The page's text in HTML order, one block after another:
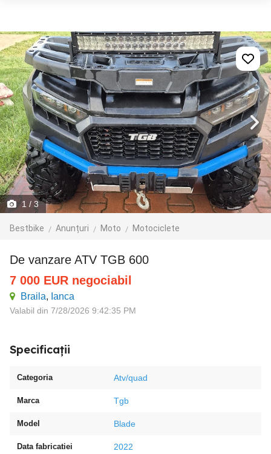
1 / 3
Bestbike Anunțuri Moto Motociclete
De vanzare ATV TGB 600
7 000 EUR negociabil
Braila, Ianca
Valabil din 7/28/2026 9:42:35 PM
Specificații
Categoria Atv/quad
Marca Tgb
Model Blade
Data fabricatiei 2022